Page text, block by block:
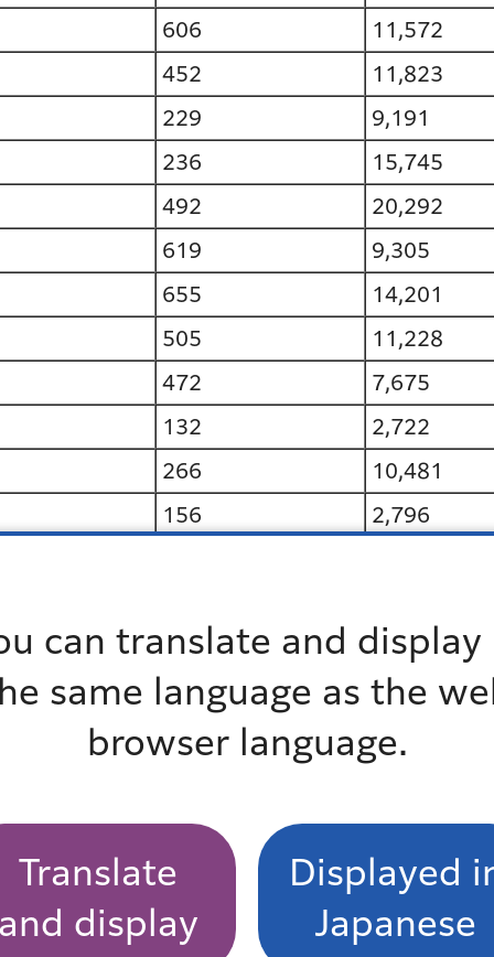
can translate and display
same language as the
browser language.
Translate
display
Displayed
Japanese
606 11,572
452 11,823
229 9,191
236 15,745
492 20,292
619 9,305
655 14,201
505 11,228
472 7,675
132 2,722
266 10,481
156 2,796
409 15,697
483 10,248
381 15,991
61 653
75 4,577
5,786